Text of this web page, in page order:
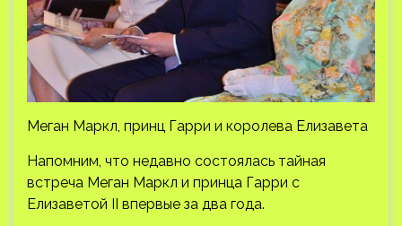
Меган Маркл, принц Гарри и королева Елизавета
Напомним, что недавно состоялась тайная
встреча Меган Маркл и принца Гарри с
Елизаветой II впервые за два года.